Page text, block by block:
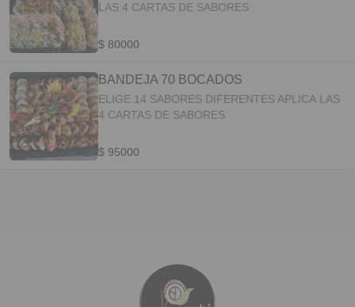
LAS 4 CARTAS DE SABORES
$ 80000
BANDEJA 70 BOCADOS
ELIGE 14 SABORES DIFERENTES APLICA LAS
4 CARTAS DE SABORES
$ 95000